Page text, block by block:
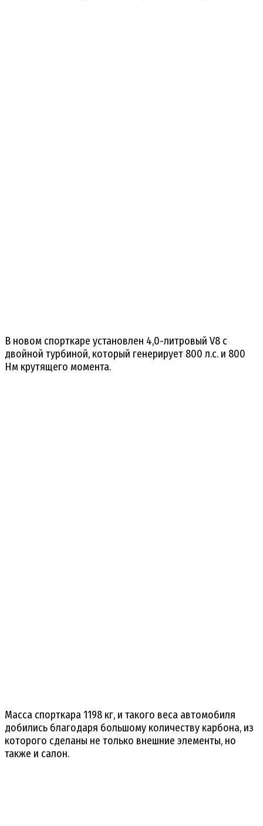
В новом спорткаре установлен 4,0-литровый V8 с
двойной турбиной, который генерирует 800 л.с. и 800
Нм крутящего момента.
Масса спорткара 1198 кг, и такого веса автомобиля
добились благодаря большому количеству карбона, из
которого сделаны не только внешние элементы, но
также и салон.